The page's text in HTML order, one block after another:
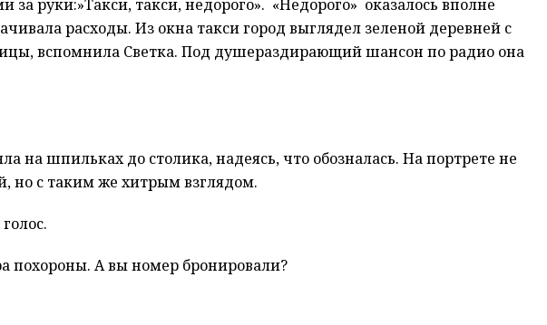
руки:»Такси, такси, недорого». «Недорого» оказалось вполне
расходы. Из окна такси город выглядел зеленой деревней с
вспомнила Светка. Под душераздирающий шансон по радио она
на шпильках до столика, надеясь, что обозналась. На портрете не
но с таким же хитрым взглядом.
похороны. А вы номер бронировали?